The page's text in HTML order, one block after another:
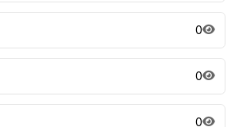
0
0
0